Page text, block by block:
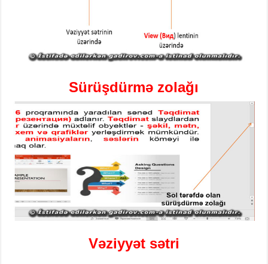
Sürüşdürmə zolağı
Vəziyyət sətri